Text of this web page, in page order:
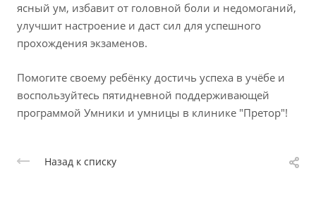
ясный ум, избавит от головной боли и недомоганий,
улучшит настроение и даст сил для успешного
прохождения экзаменов.
Помогите своему ребёнку достичь успеха в учёбе и
воспользуйтесь пятидневной поддерживающей
программой Умники и умницы в клинике "Претор"!
Назад к списку